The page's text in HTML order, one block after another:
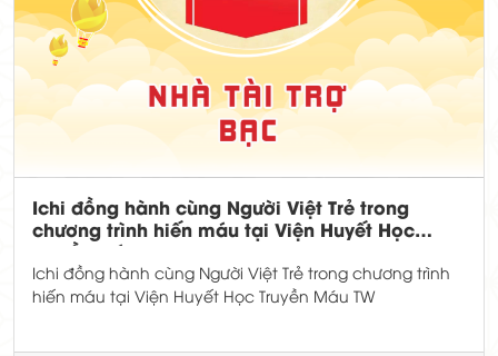
Ichi đồng hành cùng Người Việt Trẻ trong
chương trình hiến máu tại Viện Huyết Học
Truyền Máu TW
Ichi đồng hành cùng Người Việt Trẻ trong chương trình
hiến máu tại Viện Huyết Học Truyền Máu TW